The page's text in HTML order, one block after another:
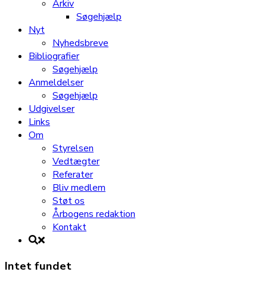
Arkiv
Søgehjælp
Nyt
Nyhedsbreve
Bibliografier
Søgehjælp
Anmeldelser
Søgehjælp
Udgivelser
Links
Om
Styrelsen
Vedtægter
Referater
Bliv medlem
Støt os
Årbogens redaktion
Kontakt
Intet fundet